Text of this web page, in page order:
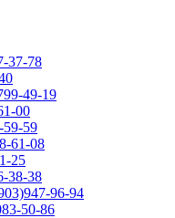
37-78
49-19
00
59-59
61-08
25
38-38
96-94
50-86